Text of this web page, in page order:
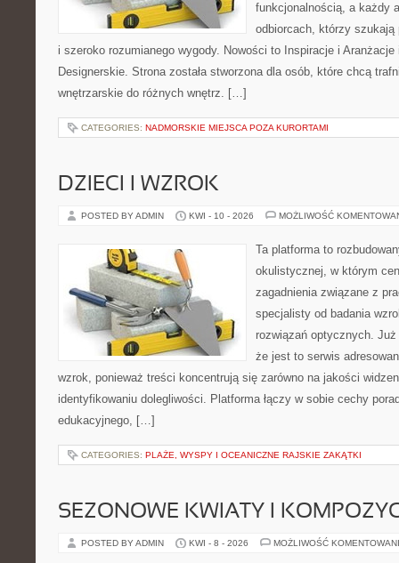
funkcjonalnością, a każdy
odbiorcach, którzy szukają
i szeroko rozumianego wygody. Nowości to Inspiracje i
Designerskie. Strona została stworzona dla osób, które chcą
wnętrzarskie do różnych wnętrz. […]
CATEGORIES: NADMORSKIE MIEJSCA POZA KURORTAMI
DZIECI I WZROK
POSTED BY ADMIN KWI - 10 - 2026 MOŻLIWOŚĆ
Ta platforma to
okulistycznej, w którym
zagadnienia związane z
specjalisty od badania
rozwiązań optycznych.
że jest to serwis
wzrok, ponieważ treści koncentrują się zarówno na jakości
identyfikowaniu dolegliwości. Platforma łączy w sobie cechy
edukacyjnego, […]
CATEGORIES: PLAŻE, WYSPY I OCEANICZNE RAJSKIE ZAKĄTKI
SEZONOWE KWIATY I
POSTED BY ADMIN KWI - 8 - 2026 MOŻLIWOŚĆ